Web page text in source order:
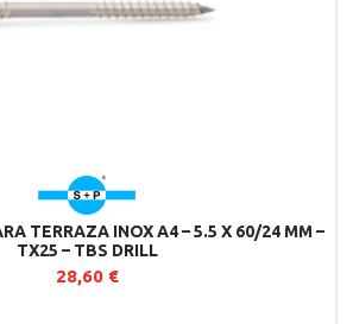
TERRAZA INOX A4 – 5.5 X 60/24 MM –
TX25 – TBS DRILL
28,60 €